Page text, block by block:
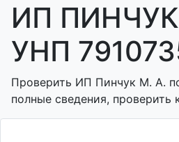
ИП
УНП
Проверить ИП Пинчук М. А.
полные сведения, проверить